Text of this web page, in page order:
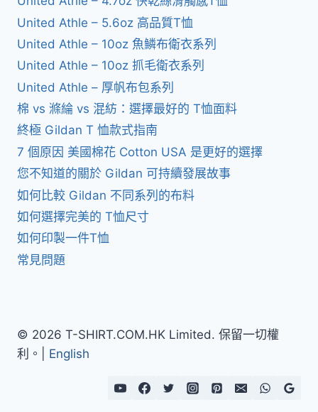
United Athle – 5.6oz 高品質T恤
United Athle – 10oz 魚鱗布衛衣系列
United Athle – 10oz 抓毛衛衣系列
United Athle – 厚帆布包系列
棉 vs 滌綸 vs 混紡：選擇最好的 T恤面料
終極 Gildan T 恤款式指南
7 個原因 美國棉花 Cotton USA 是更好的選擇
您不知道的關於 Gildan 可持續發展故事
如何比較 Gildan 不同系列的布料
如何選擇完美的 T恤尺寸
如何印製一件T恤
常見問題
© 2026 T-SHIRT.COM.HK Limited. 保留一切權
利。| English